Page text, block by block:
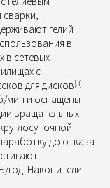
сварки,
гелий
в
в сетевых
с
для дисков[3].
мин и оснащены
вращательных
до отказа
год. Накопители